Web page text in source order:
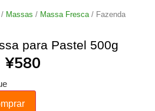
/ Massas / Massa Fresca / Fazenda
para Pastel 500g
¥580